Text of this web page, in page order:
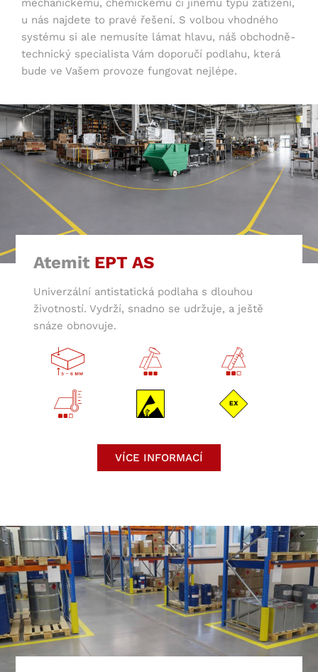
mechanickému, chemickému či jinému typu zatížení,
u nás najdete to pravé řešení. S volbou vhodného
systému si ale nemusíte lámat hlavu, náš obchodně-
technický specialista Vám doporučí podlahu, která
bude ve Vašem provoze fungovat nejlépe.
Atemit EPT AS
Univerzální antistatická podlaha s dlouhou
životností. Vydrží, snadno se udržuje, a ještě
snáze obnovuje.
VÍCE INFORMACÍ